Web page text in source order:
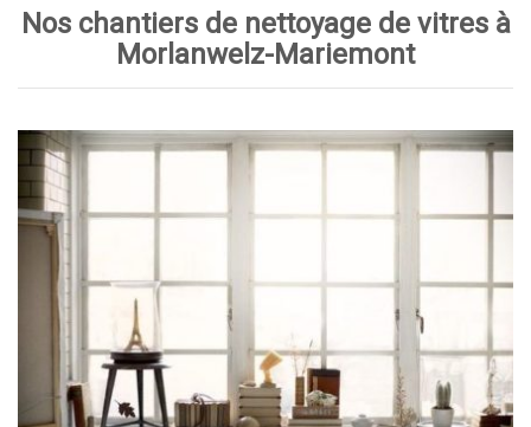
Nos chantiers de nettoyage de vitres à
Morlanwelz-Mariemont